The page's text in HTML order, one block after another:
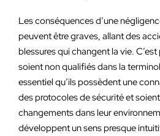
Les conséquences d’une
peuvent être graves, allant des
blessures qui changent la vie.
soient non qualifiés dans la
essentiel qu’ils possèdent une
des protocoles de sécurité et
changements dans leur
développent un sens presque